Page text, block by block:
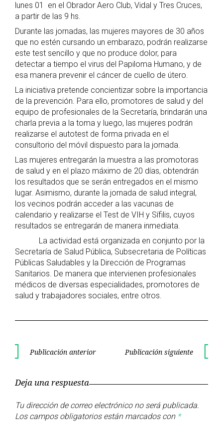
lunes 01 en el Obrador Aero Club, Vidal y Tres Cruces,
a partir de las 9 hs.
Durante las jornadas, las mujeres mayores de 30 años
que no estén cursando un embarazo, podrán realizarse
este test sencillo y que no produce dolor, para
detectar a tiempo el virus del Papiloma Humano, y de
esa manera prevenir el cáncer de cuello de útero.
La iniciativa pretende concientizar sobre la importancia
de la prevención. Para ello, promotores de salud y del
equipo de profesionales de la Secretaría, brindarán una
charla previa a la toma y luego, las mujeres podrán
realizarse el autotest de forma privada en el
consultorio del móvil dispuesto para la jornada.
Las mujeres entregarán la muestra a las promotoras
de salud y en el plazo máximo de 20 días, obtendrán
los resultados que se serán entregados en el mismo
lugar. Asimismo, durante la jornada de salud integral,
los vecinos podrán acceder a las vacunas de
calendario y realizarse el Test de VIH y Sífilis, cuyos
resultados se entregarán de manera inmediata.
La actividad está organizada en conjunto por la
Secretaría de Salud Pública, Subsecretaria de Políticas
Públicas Saludables y la Dirección de Programas
Sanitarios. De manera que intervienen profesionales
médicos de diversas especialidades, promotores de
salud y trabajadores sociales, entre otros.
Navegación
entradas
Publicación anterior Publicación siguiente
Deja una respuesta
Tu dirección de correo electrónico no será publicada.
Los campos obligatorios están marcados con *